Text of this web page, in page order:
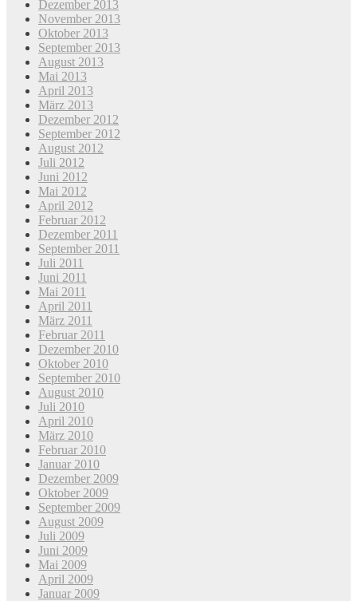
Dezember 2013
November 2013
Oktober 2013
September 2013
August 2013
Mai 2013
April 2013
März 2013
Dezember 2012
September 2012
August 2012
Juli 2012
Juni 2012
Mai 2012
April 2012
Februar 2012
Dezember 2011
September 2011
Juli 2011
Juni 2011
Mai 2011
April 2011
März 2011
Februar 2011
Dezember 2010
Oktober 2010
September 2010
August 2010
Juli 2010
April 2010
März 2010
Februar 2010
Januar 2010
Dezember 2009
Oktober 2009
September 2009
August 2009
Juli 2009
Juni 2009
Mai 2009
April 2009
Januar 2009